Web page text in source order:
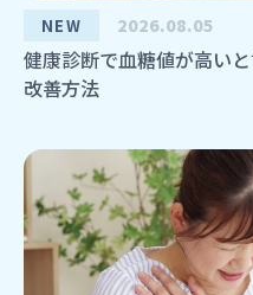
NEW 2026.08.05
健康診断で血糖値が高い
改善方法